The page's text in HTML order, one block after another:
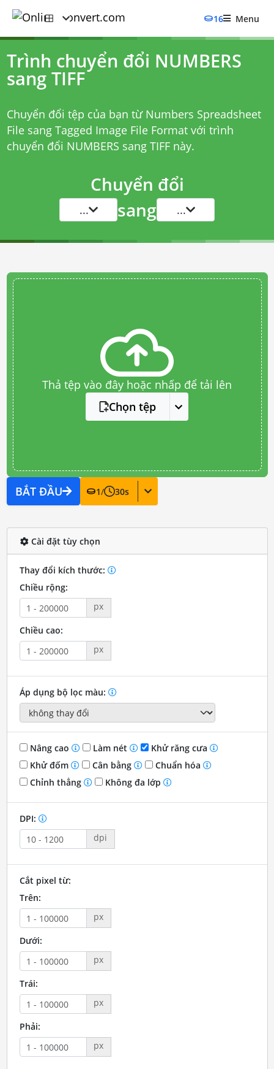
16 Menu
Trình chuyển đổi NUMBERS
sang TIFF
Chuyển đổi tệp của bạn từ Numbers Spreadsheet
File sang Tagged Image File Format với trình
chuyển đổi NUMBERS sang TIFFnày.
Chuyển đổi
... sang ...
Thả tệp vào đây hoặc nhấp để tải lên
Chọn tệp
BẮT ĐẦU 1/ 30s
Cài đặt tùy chọn
Thay đổi kích thước:
Chiều rộng:
px
Chiều cao:
px
Áp dụng bộ lọc màu:
Nâng cao Làm nét
Khử răng cưa
Khử đốm
Cân bằng
Chuẩn hóa
Chỉnh thẳng
Không đa lớp
DPI:
dpi
Cắt pixel từ:
Trên:
px
Dưới:
px
Trái:
px
Phải:
px